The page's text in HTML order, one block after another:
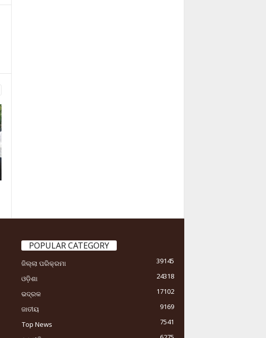
POPULAR CATEGORY
ଜିଲ୍ଲା ପରିକ୍ରମା
39145
ଓଡ଼ିଶା
24318
ଭଦ୍ରକ
17102
ଜାତୀୟ
9169
Top News
7541